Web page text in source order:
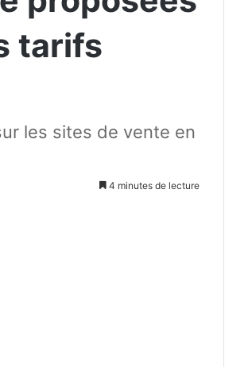
tarifs
les sites de vente en
4 minutes de lecture